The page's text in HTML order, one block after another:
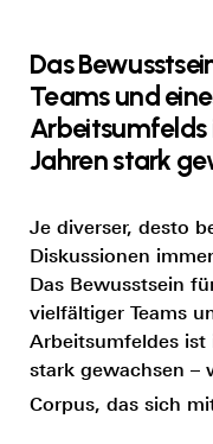
Das
Teams und
Arbeitsumfelds
Jahren stark
Je diverser, desto
Diskussionen
Das Bewusstsein
vielfältiger Teams
Arbeitsumfeldes ist
stark gewachsen –
Corpus, das sich